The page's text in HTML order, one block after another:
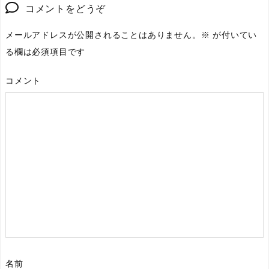
コメントをどうぞ
メールアドレスが公開されることはありません。 ※ が付いてい
る欄は必須項目です
コメント
名前